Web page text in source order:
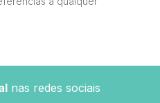
nas redes sociais